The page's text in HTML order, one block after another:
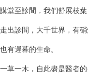
講堂至診間，我們舒展枝
走出診間，大千世界，有硝
也有遲暮的生命。
一草一木，自此盡是醫者的